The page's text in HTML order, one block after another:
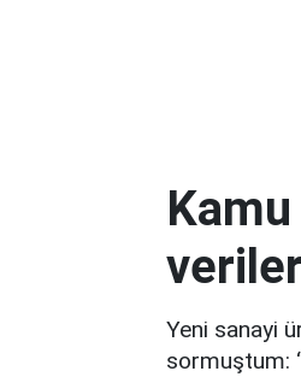
Yeni sanayi
sormuştum: